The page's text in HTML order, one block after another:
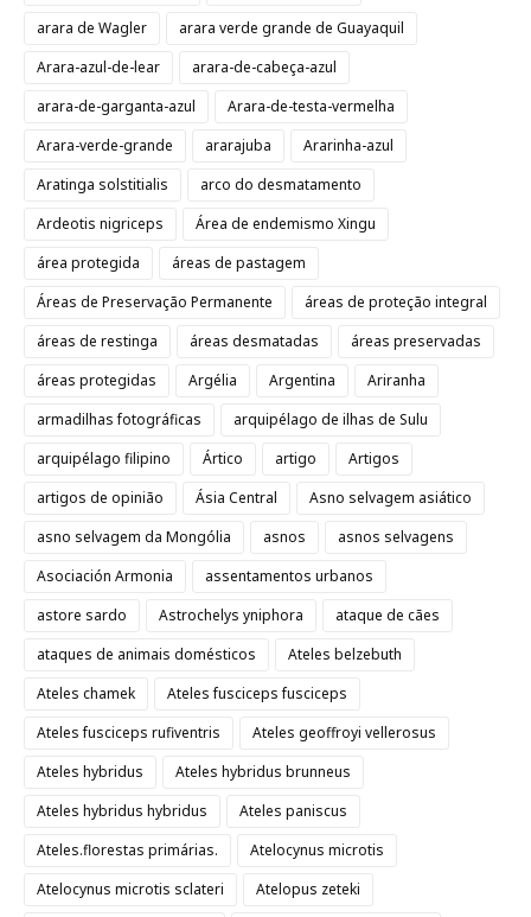
arara de Wagler
arara verde grande de Guayaquil
Arara-azul-de-lear
arara-de-cabeça-azul
arara-de-garganta-azul
Arara-de-testa-vermelha
Arara-verde-grande
ararajuba
Ararinha-azul
Aratinga solstitialis
arco do desmatamento
Ardeotis nigriceps
Área de endemismo Xingu
área protegida
áreas de pastagem
Áreas de Preservação Permanente
áreas de proteção integral
áreas de restinga
áreas desmatadas
áreas preservadas
áreas protegidas
Argélia Argentina
Ariranha
armadilhas fotográficas
arquipélago de ilhas de Sulu
arquipélago filipino
Ártico artigo
Artigos
artigos de opinião
Ásia Central
Asno selvagem asiático
asno selvagem da Mongólia
asnos
asnos selvagens
Asociación Armonia
assentamentos urbanos
astore sardo
Astrochelys yniphora
ataque de cães
ataques de animais domésticos
Ateles belzebuth
Ateles chamek
Ateles fusciceps fusciceps
Ateles fusciceps rufiventris
Ateles geoffroyi vellerosus
Ateles hybridus
Ateles hybridus brunneus
Ateles hybridus hybridus
Ateles paniscus
Ateles.florestas primárias.
Atelocynus microtis
Atelocynus microtis sclateri
Atelopus zeteki